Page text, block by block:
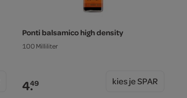
Ponti balsamico high density
100 Milliliter
4.49 kies je SPAR